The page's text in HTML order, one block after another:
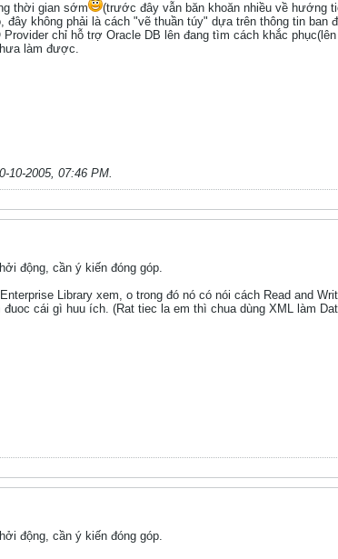
thời gian sớm
(trước đây vẫn băn khoăn nhiều về hướng
đây không phải là cách "vẽ thuần túy" dựa trên thông tin
chỉ hỗ trợ Oracle DB lên đang tìm cách khắc
làm được.
10-2005, 07:46 PM.
động, cần ý kiến đóng góp.
Library xem, o trong đó nó có nói cách Read and
cái gì huu ích. (Rat tiec la em thì chua dùng XML làm
động, cần ý kiến đóng góp.